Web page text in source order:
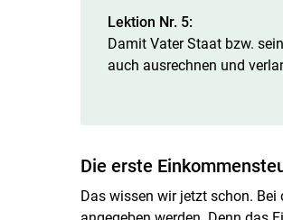
Lektion Nr. 5:
Damit Vater Staat bzw.
auch ausrechnen und
Die erste
Das wissen wir jetzt schon.